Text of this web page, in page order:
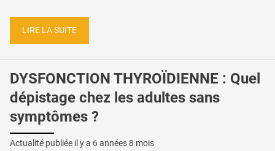
LIRE LA SUITE
DYSFONCTION THYROÏDIENNE : Quel
dépistage chez les adultes sans
symptômes ?
Actualité publiée il y a 6 années 8 mois